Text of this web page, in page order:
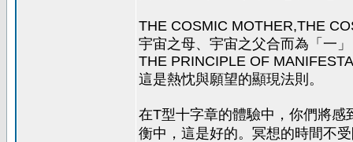
THE COSMIC MOTHER,THE
宇宙之母、宇宙之父合而為「一
THE PRINCIPLE OF
這是熱忱與願望的顯現法則。
在T型十字章的體驗中，你們將
衡中，這是好的。冥想的時間不